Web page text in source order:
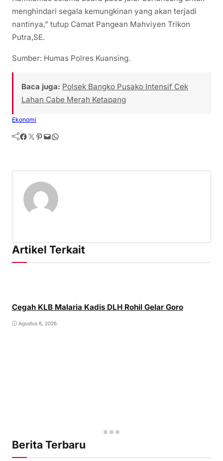
menghindari segala kemungkinan yang akan terjadi
nantinya,” tutup Camat Pangean Mahviyen Trikon
Putra,SE.
Sumber: Humas Polres Kuansing.
Baca juga: Polsek Bangko Pusako Intensif Cek
Lahan Cabe Merah Ketapang
Ekonomi
Facebook Twitter Pinterest Mail WhatsApp
Artikel Terkait
Cegah KLB Malaria Kadis DLH Rohil Gelar Goro
Agustus 6, 2026
Berita Terbaru